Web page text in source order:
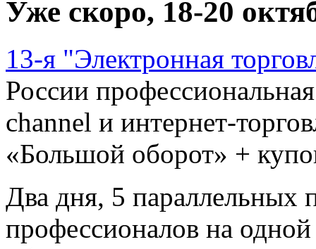
Уже скоро, 18-20
13-я "Электронная
России
channel и интернет-
«Большой оборот» +
Два дня, 5 параллельных
профессионалов на